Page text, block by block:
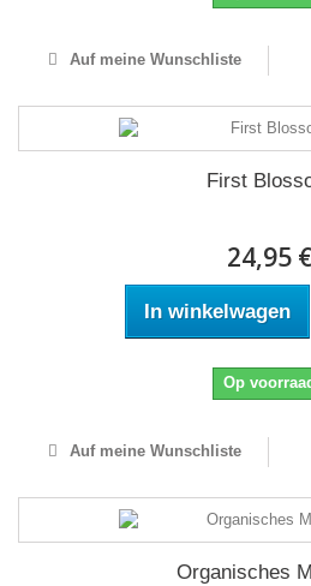
Auf meine Wunschliste
First
24,95 €
In winkelwagen
Op
Auf meine Wunschliste
Organisches